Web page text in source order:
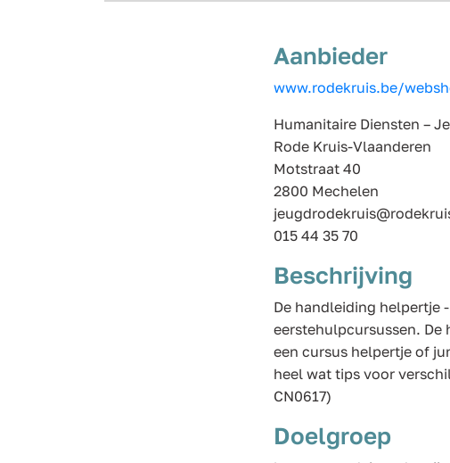
Aanbieder
www.rodekruis.be/
Humanitaire Diensten –
Rode Kruis-Vlaanderen
Motstraat 40
2800 Mechelen
015 44 35 70
Beschrijving
De handleiding helpertje
eerstehulpcursussen.
een cursus helpertje of
heel wat tips voor
CN0617)
Doelgroep